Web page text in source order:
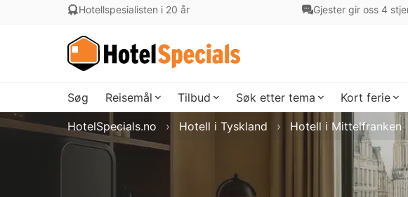
Hotellspesialisten i 20 år Gjester gir oss 4
Søg Reisemål Tilbud Søk etter tema Kort ferie
HotelSpecials.no Hotell i Tyskland Hotell i Mittelfranken